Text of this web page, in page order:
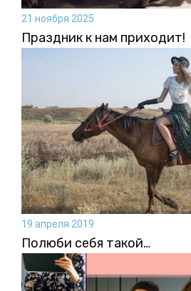
21 ноября 2025
Праздник к нам приходит!
19 апреля 2019
Полюби себя такой…